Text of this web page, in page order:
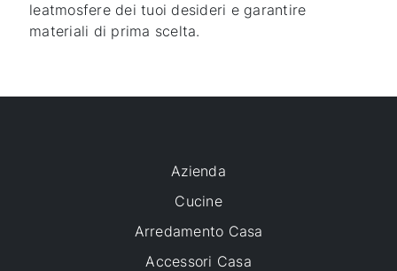
leatmosfere dei tuoi desideri e garantire
materiali di prima scelta.
Azienda
Cucine
Arredamento Casa
Accessori Casa